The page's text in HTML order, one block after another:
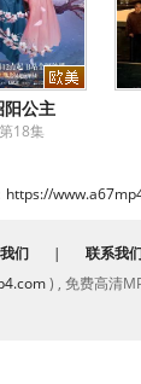
阳公主
第18集
https://
们 | 联系我
) , 免费高清